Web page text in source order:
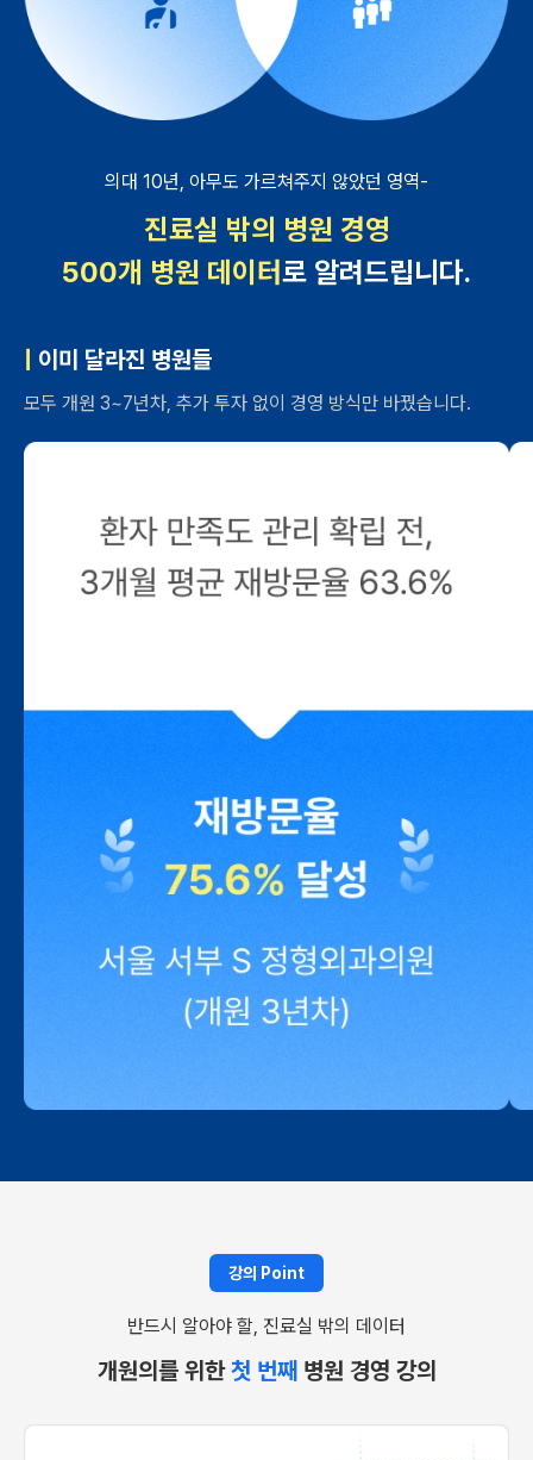
의대 10년, 아무도 가르쳐주지 않았던 영역-
진료실 밖의 병원 경영
500개 병원 데이터로 알려드립니다.
이미 달라진 병원들
모두 개원 3~7년차, 추가 투자 없이 경영 방식만 바꿨습니다.
강의 Point
반드시 알아야 할, 진료실 밖의 데이터
개원의를 위한첫 번째 병원 경영 강의